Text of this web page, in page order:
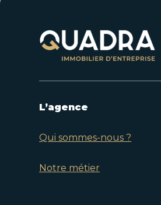
L’agence
Qui sommes-nous ?
Notre métier